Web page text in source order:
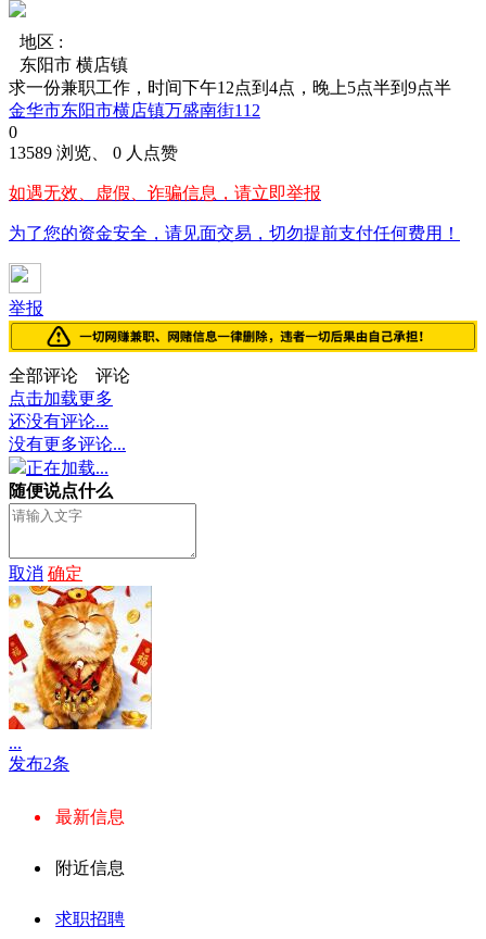
地区 :
东阳市 横店镇
求一份兼职工作，时间下午12点到4点，晚上5点半到9点半
金华市东阳市横店镇万盛南街112
0
13589 浏览、 0 人点赞
如遇无效、虚假、诈骗信息，请立即举报
为了您的资金安全，请见面交易，切勿提前支付任何费用！
举报
全部评论
评论
点击加载更多
还没有评论...
没有更多评论...
正在加载...
随便说点什么
取消 确定
...
发布2条
最新信息
附近信息
求职招聘